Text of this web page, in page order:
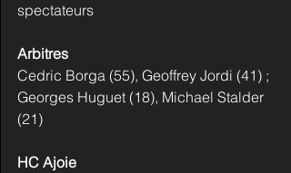
spectateurs
Arbitres
Cedric Borga (55), Geoffrey Jordi (41) ;
Georges Huguet (18), Michael Stalder
(21)
HC Ajoie